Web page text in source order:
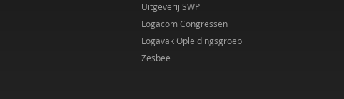
Uitgeverij SWP
Logacom Congressen
Logavak Opleidingsgroep
Zesbee